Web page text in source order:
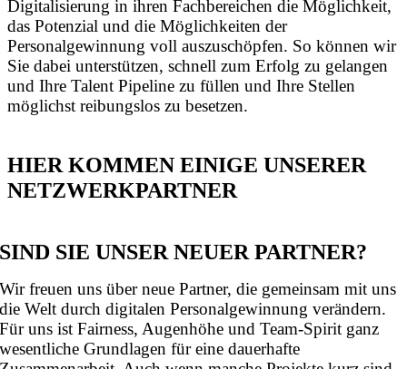
Digitalisierung in ihren Fachbereichen die Möglichkeit,
das Potenzial und die Möglichkeiten der
Personalgewinnung voll auszuschöpfen. So können wir
Sie dabei unterstützen, schnell zum Erfolg zu gelangen
und Ihre Talent Pipeline zu füllen und Ihre Stellen
möglichst reibungslos zu besetzen.
HIER KOMMEN EINIGE UNSERER
NETZWERKPARTNER
SIND SIE UNSER NEUER PARTNER?
Wir freuen uns über neue Partner, die gemeinsam mit uns
die Welt durch digitalen Personalgewinnung verändern.
Für uns ist Fairness, Augenhöhe und Team-Spirit ganz
wesentliche Grundlagen für eine dauerhafte